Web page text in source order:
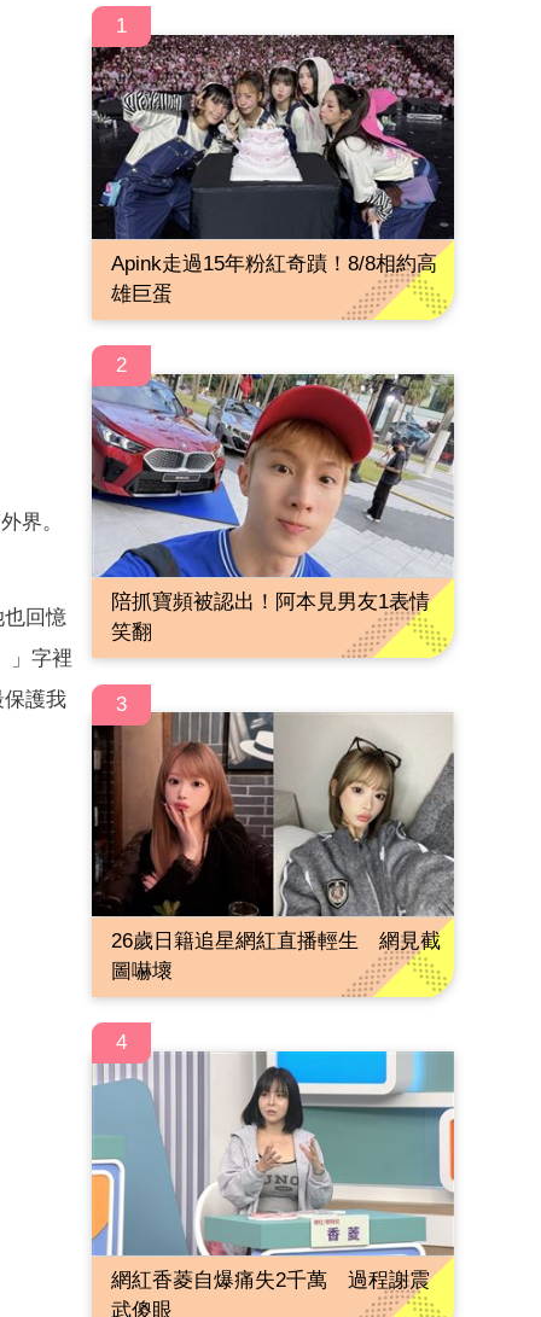
界。
回憶
」字裡
護我
1
Apink走過15年粉紅奇蹟！8/8相約高
雄巨蛋
2
陪抓寶頻被認出！阿本見男友1表情
笑翻
3
26歲日籍追星網紅直播輕生 網見截
圖嚇壞
4
網紅香菱自爆痛失2千萬 過程謝震
武傻眼